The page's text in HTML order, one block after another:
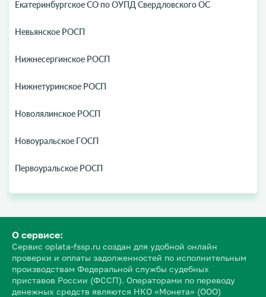
Екатеринбургское СО по ОУПД Свердловского ОС
Невьянское РОСП
Нижнесергинское РОСП
Нижнетуринское РОСП
Новолялинское РОСП
Новоуральское ГОСП
Первоуральское РОСП
О сервисе:
Сервис oplata-fssp.ru создан для удобной онлайн
проверки и оплаты задолженностей по исполнительным
производствам Федеральной службы судебных
приставов России (ФССП). Операторами по переводу
денежных средств являются НКО «Монета» (ООО)